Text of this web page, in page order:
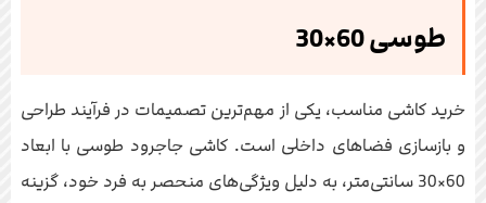
طوسی 60×30
خرید کاشی مناسب، یکی از مهم‌ترین تصمیمات در فرآیند طراحی
و بازسازی فضاهای داخلی است. کاشی جاجرود طوسی با ابعاد
60×30 سانتی‌متر، به دلیل ویژگی‌های منحصر به فرد خود، گزینه